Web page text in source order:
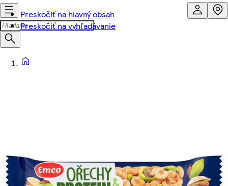
Preskočiť na hlavný obsah
Preskočiť na vyhľadávanie